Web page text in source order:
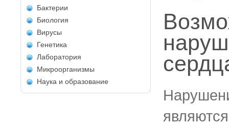
Бактерии
Биология
Вирусы
Генетика
Лаборатория
Микроорганизмы
Наука и образование